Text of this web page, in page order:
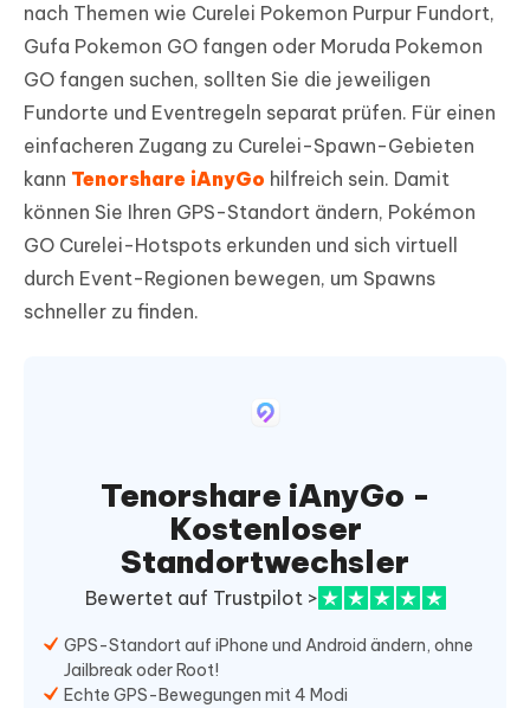
nach Themen wie Curelei Pokemon Purpur Fundort,
Gufa Pokemon GO fangen oder Moruda Pokemon
GO fangen suchen, sollten Sie die jeweiligen
Fundorte und Eventregeln separat prüfen. Für einen
einfacheren Zugang zu Curelei-Spawn-Gebieten
kann Tenorshare iAnyGo hilfreich sein. Damit
können Sie Ihren GPS-Standort ändern, Pokémon
GO Curelei-Hotspots erkunden und sich virtuell
durch Event-Regionen bewegen, um Spawns
schneller zu finden.
Tenorshare iAnyGo -
Kostenloser
Standortwechsler
Bewertet auf Trustpilot >
GPS-Standort auf iPhone und Android ändern, ohne
Jailbreak oder Root!
Echte GPS-Bewegungen mit 4 Modi